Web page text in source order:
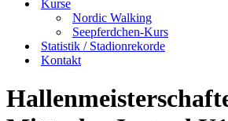
Kurse
Nordic Walking
Seepferdchen-Kurs
Statistik / Stadionrekorde
Kontakt